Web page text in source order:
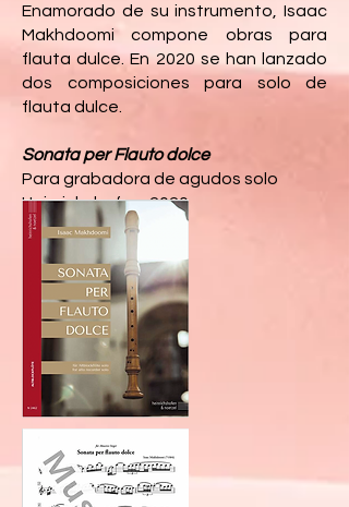
Enamorado de su instrumento, Isaac
Makhdoomi compone obras para
flauta dulce. En 2020 se han lanzado
dos composiciones para solo de
flauta dulce.
Sonata per Flauto dolce
Para grabadora de agudos solo
Heinrichshofen, 2020